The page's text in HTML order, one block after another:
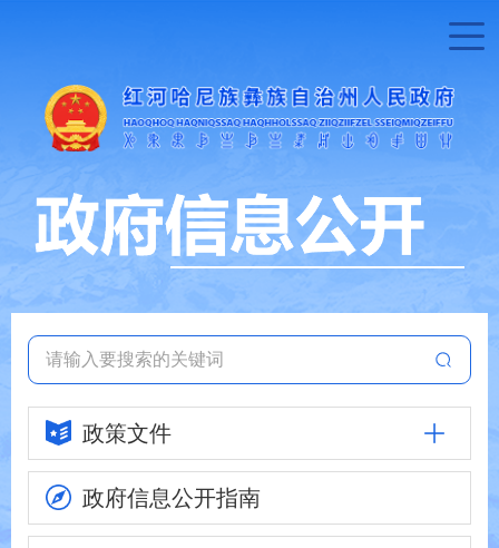
政策文件
政府信息公开指南